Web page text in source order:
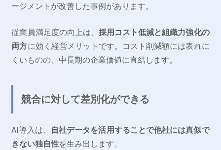
ージメントが改善した事例があります。
従業員満足度の向上は、 採用コスト低減と組織力強化の
両方に効く経営メリットです。コスト削減額には表れに
くいものの、中長期の企業価値に直結します。
競合に対して差別化ができる
AI導入は、
自社データを活用することで他社には真似で
きない独自性を生み出します。